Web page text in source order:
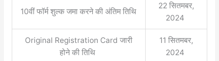
10वीं फॉर्म शुल्क जमा करने की अंतिम तिथि
22 सितमबर,
2024
Original Registration Card जारी
होने की तिथि
11 सितमबर,
2024